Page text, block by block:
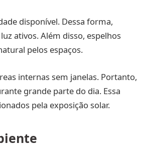
disponível. Dessa forma,
ativos. Além disso, espelhos
pelos espaços.
internas sem janelas. Portanto,
grande parte do dia. Essa
pela exposição solar.